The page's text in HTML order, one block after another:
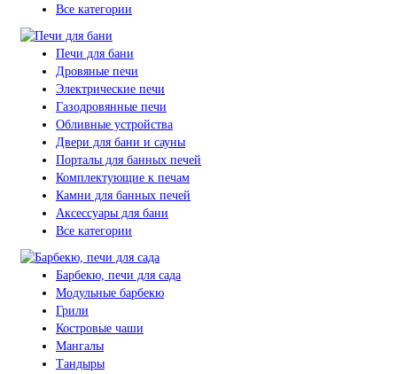
Все категории
Печи для бани
Дровяные печи
Электрические печи
Газодровянные печи
Обливные устройства
Двери для бани и сауны
Порталы для банных печей
Комплектующие к печам
Камни для банных печей
Аксессуары для бани
Все категории
Барбекю, печи для сада
Модульные барбекю
Грили
Костровые чаши
Мангалы
Тандыры